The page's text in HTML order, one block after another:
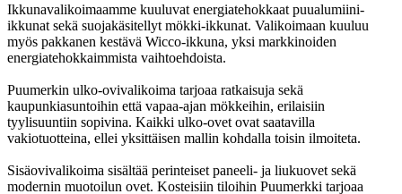
Ikkunavalikoimaamme kuuluvat energiatehokkaat puualumiini-
ikkunat sekä suojakäsitellyt mökki-ikkunat. Valikoimaan kuuluu
myös pakkanen kestävä Wicco-ikkuna, yksi markkinoiden
energiatehokkaimmista vaihtoehdoista.
Puumerkin ulko-ovivalikoima tarjoaa ratkaisuja sekä
kaupunkiasuntoihin että vapaa-ajan mökkeihin, erilaisiin
tyylisuuntiin sopivina. Kaikki ulko-ovet ovat saatavilla
vakiotuotteina, ellei yksittäisen mallin kohdalla toisin ilmoiteta.
Sisäovivalikoima sisältää perinteiset paneeli- ja liukuovet sekä
modernin muotoilun ovet. Kosteisiin tiloihin Puumerkki tarjoaa